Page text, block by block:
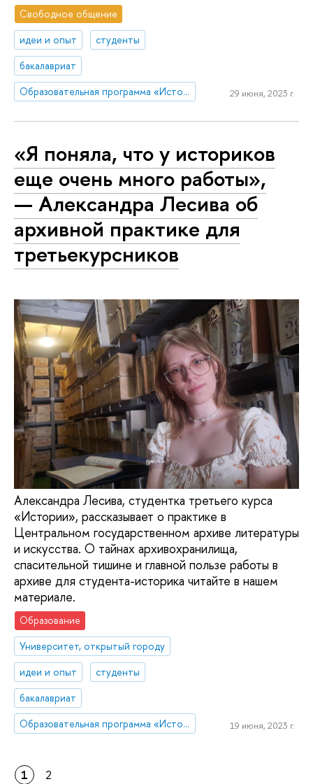
Свободное общение
идеи и опыт
студенты
бакалавриат
Образовательная программа «История»
29 июня, 2023 г.
«Я поняла, что у историков
еще очень много работы»,
— Александра Лесива об
архивной практике для
третьекурсников
Александра Лесива, студентка третьего курса
«Истории», рассказывает о практике в
Центральном государственном архиве литературы
и искусства. О тайнах архивохранилища,
спасительной тишине и главной пользе работы в
архиве для студента-историка читайте в нашем
материале.
Образование
Университет, открытый городу
идеи и опыт
студенты
бакалавриат
Образовательная программа «История»
19 июня, 2023 г.
1 2